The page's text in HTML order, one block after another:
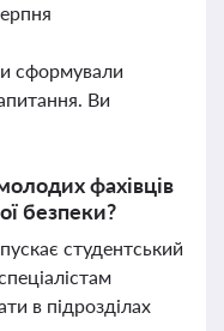
сформували
Ви
фахівців
безпеки?
студентський
в підрозділах